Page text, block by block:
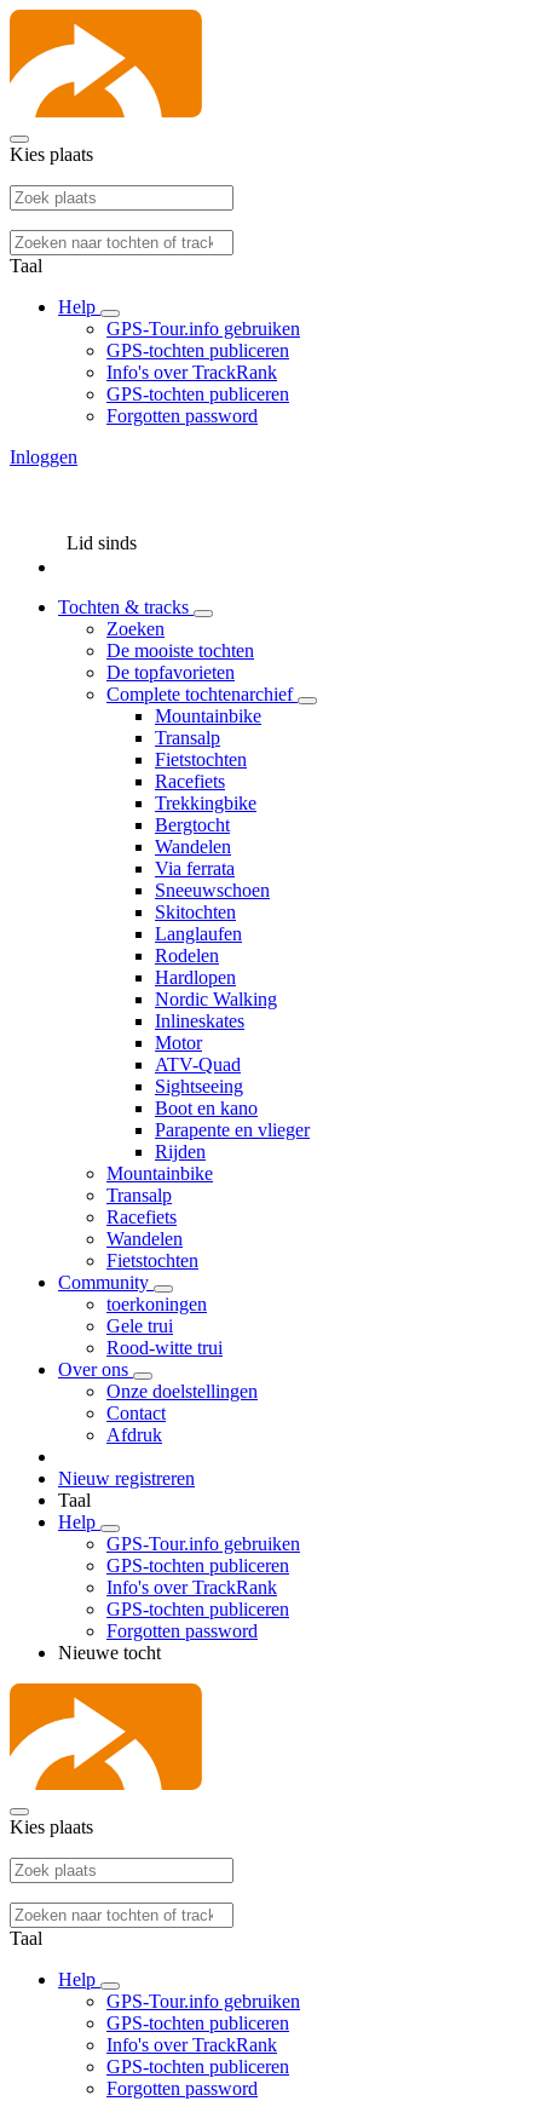
Kies plaats
Taal
Help
GPS-Tour.info gebruiken
GPS-tochten publiceren
Info's over TrackRank
GPS-tochten publiceren
Forgotten password
Inloggen
Lid sinds
Tochten & tracks
Zoeken
De mooiste tochten
De topfavorieten
Complete tochtenarchief
Mountainbike
Transalp
Fietstochten
Racefiets
Trekkingbike
Bergtocht
Wandelen
Via ferrata
Sneeuwschoen
Skitochten
Langlaufen
Rodelen
Hardlopen
Nordic Walking
Inlineskates
Motor
ATV-Quad
Sightseeing
Boot en kano
Parapente en vlieger
Rijden
Mountainbike
Transalp
Racefiets
Wandelen
Fietstochten
Community
toerkoningen
Gele trui
Rood-witte trui
Over ons
Onze doelstellingen
Contact
Afdruk
Nieuw registreren
Taal
Help
GPS-Tour.info gebruiken
GPS-tochten publiceren
Info's over TrackRank
GPS-tochten publiceren
Forgotten password
Nieuwe tocht
Kies plaats
Taal
Help
GPS-Tour.info gebruiken
GPS-tochten publiceren
Info's over TrackRank
GPS-tochten publiceren
Forgotten password